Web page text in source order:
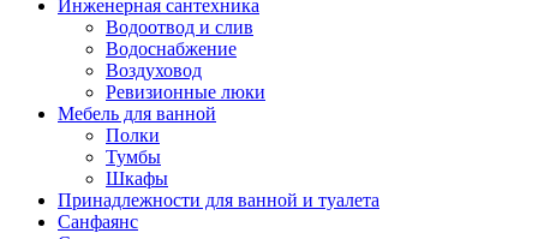
Инженерная сантехника
Водоотвод и слив
Водоснабжение
Воздуховод
Ревизионные люки
Мебель для ванной
Полки
Тумбы
Шкафы
Принадлежности для ванной и туалета
Санфаянс